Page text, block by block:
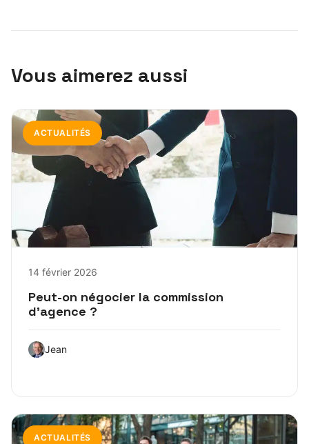
Vous aimerez aussi
ACTUALITÉS
14 février 2026
Peut-on négocier la commission
d’agence ?
Jean
ACTUALITÉS